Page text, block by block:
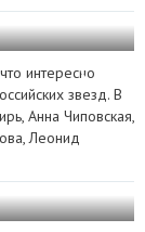
интересно
звезд. В
Анна Чиповская,
Леонид